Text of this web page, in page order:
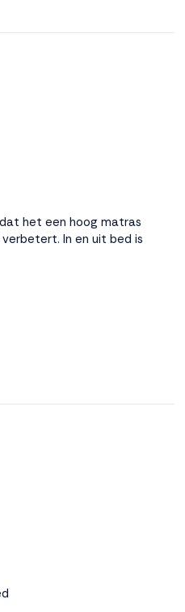
het een hoog matras
In en uit bed is